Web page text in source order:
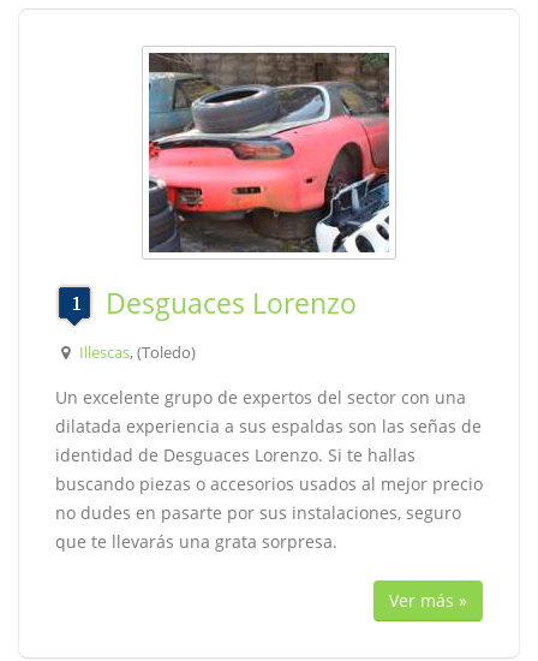
Desguaces Lorenzo
Illescas, (Toledo)
Un excelente grupo de expertos del sector con una
dilatada experiencia a sus espaldas son las señas de
identidad de Desguaces Lorenzo. Si te hallas
buscando piezas o accesorios usados al mejor precio
no dudes en pasarte por sus instalaciones, seguro
que te llevarás una grata sorpresa.
Ver más »